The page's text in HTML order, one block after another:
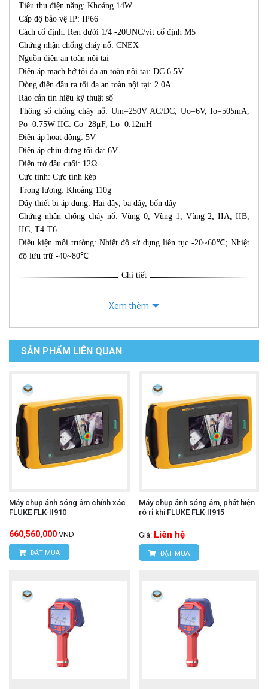
Tiêu thụ điện năng: Khoảng 14W
Cấp độ bảo vệ IP: IP66
Cách cố định: Ren dưới 1/4 -20UNC/vít cố định M5
Chứng nhận chống cháy nổ: CNEX
Nguồn điện an toàn nội tại
Điện áp mạch hở tối đa an toàn nội tại: DC 6.5V
Dòng điện đầu ra tối đa an toàn nội tại: 2.0A
Rào cản tín hiệu kỹ thuật số
Thông số chống cháy nổ: Um=250V AC/DC, Uo=6V, Io=505mA,
Po=0.75W IIC: Co=28μF, Lo=0.12mH
Điện áp hoạt động: 5V
Điện áp chịu đựng tối đa: 6V
Điện trở đầu cuối: 12Ω
Cực tính: Cực tính kép
Trọng lượng: Khoảng 110g
Dây thiết bị áp dụng: Hai dây, ba dây, bốn dây
Chứng nhận chống cháy nổ: Vùng 0, Vùng 1, Vùng 2; IIA, IIB,
IIC, T4-T6
Điều kiện môi trường: Nhiệt độ sử dụng liên tục -20~60℃; Nhiệt
độ lưu trữ -40~80℃
Chi tiết
Xem thêm
SẢN PHẨM LIÊN QUAN
Máy chụp ảnh sóng âm chính xác
FLUKE FLK-II910
660,560,000 VND
ĐẶT MUA
Máy chụp ảnh sóng âm, phát hiện
rò rỉ khí FLUKE FLK-II915
Giá: Liên hệ
ĐẶT MUA